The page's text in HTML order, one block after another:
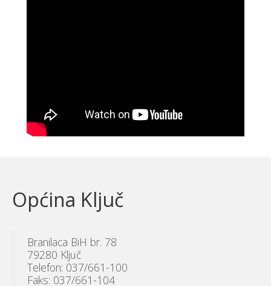
Općina Ključ
Branilaca BiH br. 78
79280 Ključ
Telefon: 037/661-100
Faks: 037/661-104